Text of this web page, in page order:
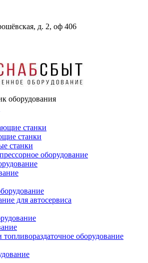
д. 2, оф 406
оборудования
станки
станки
станки
оборудование
для автосервиса
оборудование